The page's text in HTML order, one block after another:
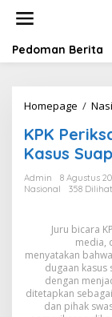
t
Pedoman Berita
Homepage /
KPK
Kasus
Admin
8 Agustus
Nasional
358 Dilihat
Juru bicara
media,
menyatakan
dugaan kasus
dengan
ditetapkan
dan pihak